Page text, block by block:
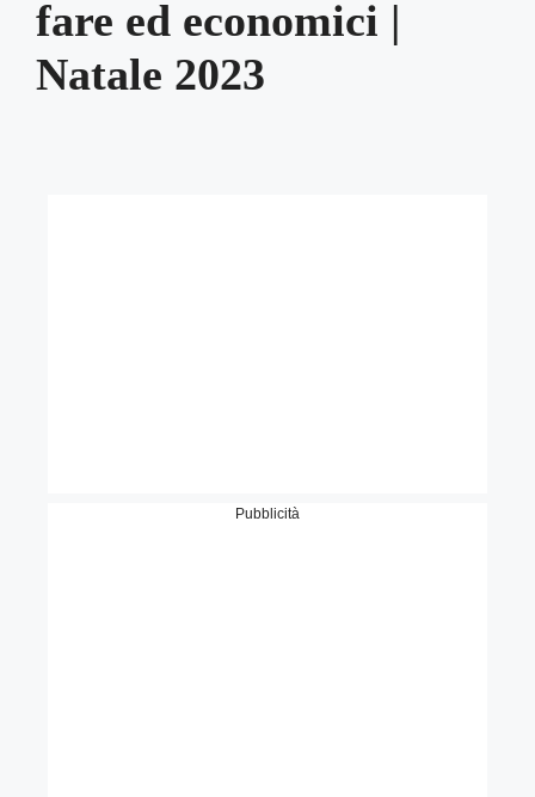
fare ed economici |
Natale 2023
Pubblicità